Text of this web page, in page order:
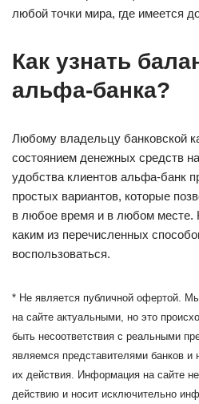
любой точки мира, где имеется
Как узнать
альфа-банка?
Любому владельцу банковской
состоянием денежных средств
удобства клиентов альфа-банк
простых вариантов, которые
в любое время и в любом месте.
каким из перечисленных
воспользоваться.
* Не является публичной офертой.
на сайте актуальными, но это
быть несоответствия с реальными
являемся представителями банков и
их действия. Информация на сайте
действию и носит исключительно